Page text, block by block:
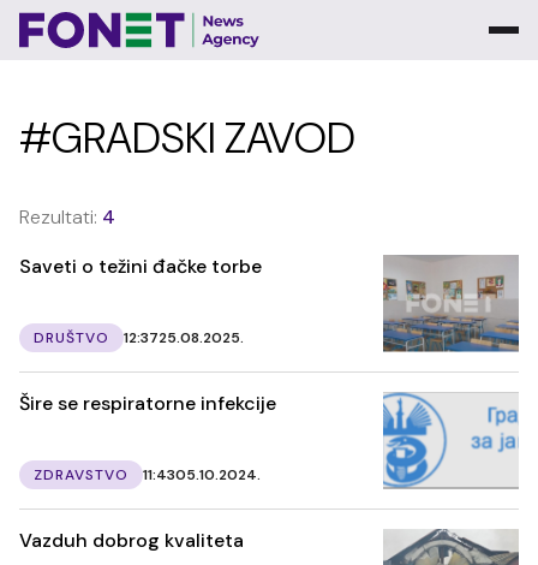
#GRADSKI ZAVOD
Rezultati: 4
Saveti o težini đačke torbe
DRUŠTVO 12:3725.08.2025.
Šire se respiratorne infekcije
ZDRAVSTVO 11:4305.10.2024.
Vazduh dobrog kvaliteta